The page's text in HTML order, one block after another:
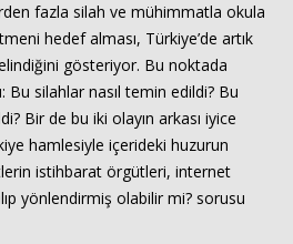
fazla silah ve mühimmatla okula
hedef alması, Türkiye’de artık
gösteriyor. Bu noktada
Bu silahlar nasıl temin edildi? Bu
Bir de bu iki olayın arkası iyice
hamlesiyle içerideki huzurun
istihbarat örgütleri, internet
yönlendirmiş olabilir mi? sorusu